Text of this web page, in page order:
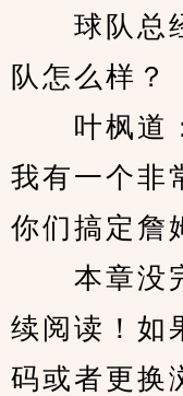
球队总经
队怎么样？
叶枫道：
我有一个非
你们搞定詹
本章没完
续阅读！如
码或者更换